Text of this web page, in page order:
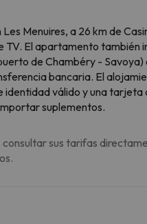
Menuires, a 26 km de
El apartamento también
de Chambéry - Savoya)
bancaria. El
válido y una
suplementos.
sus tarifas